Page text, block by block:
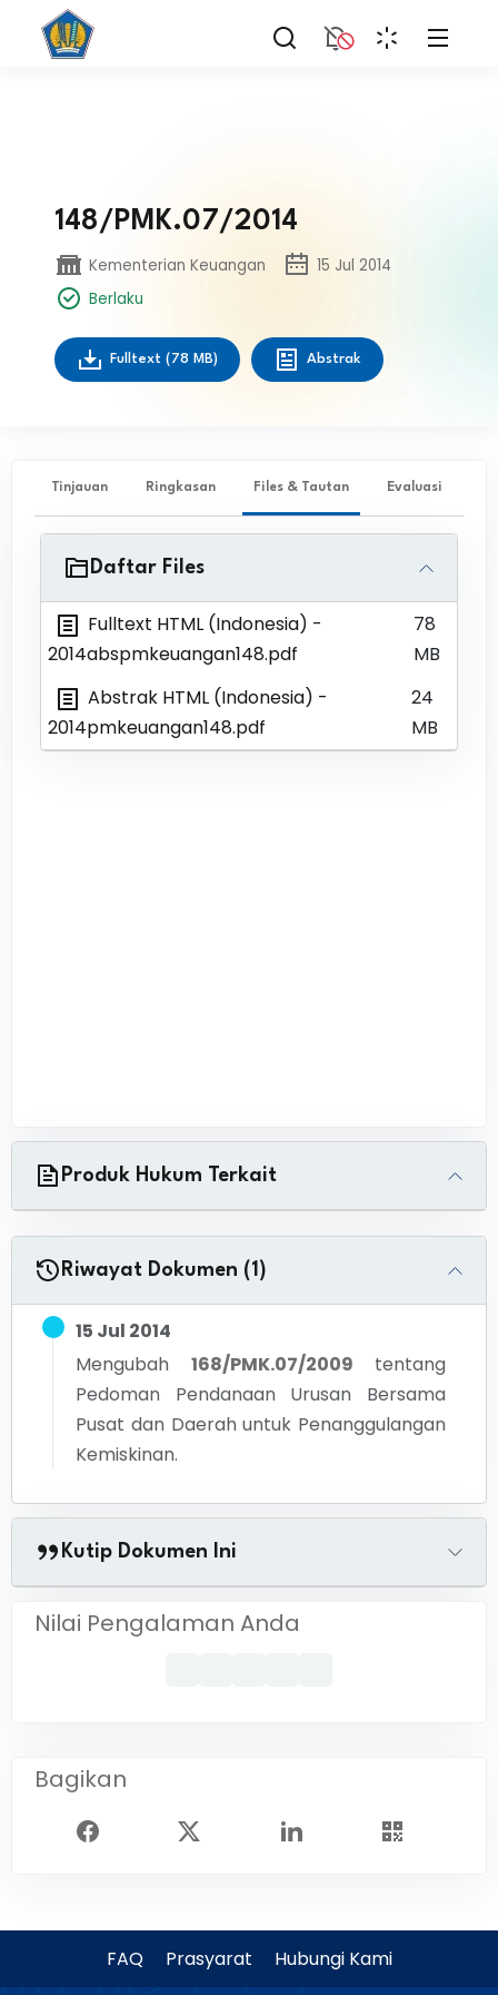
148/PMK.07/2014
Kementerian Keuangan
15 Jul 2014
Berlaku
Fulltext (78 MB) Abstrak
Tinjauan Ringkasan Files & Tautan Evaluasi
Daftar Files
Fulltext HTML (Indonesia) -
2014abspmkeuangan148.pdf
78
MB
Abstrak HTML (Indonesia) -
2014pmkeuangan148.pdf
24
MB
Produk Hukum Terkait
Riwayat Dokumen (1)
15 Jul 2014
Mengubah
168/PMK.07/2009
tentang
Pedoman Pendanaan Urusan Bersama
Pusat dan Daerah untuk Penanggulangan
Kemiskinan.
Kutip Dokumen Ini
Nilai Pengalaman Anda
Bagikan
FAQ Prasyarat Hubungi Kami